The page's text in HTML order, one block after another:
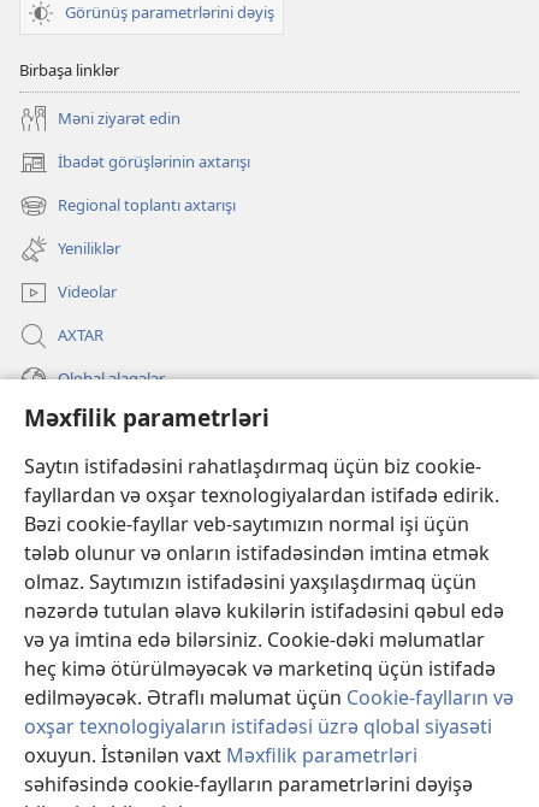
Məxfilik parametrləri
Saytın istifadəsini rahatlaşdırmaq üçün biz cookie-
fayllardan və oxşar texnologiyalardan istifadə edirik.
Bəzi cookie-fayllar veb-saytımızın normal işi üçün
tələb olunur və onların istifadəsindən imtina etmək
olmaz. Saytımızın istifadəsini yaxşılaşdırmaq üçün
nəzərdə tutulan əlavə kukilərin istifadəsini qəbul edə
və ya imtina edə bilərsiniz. Cookie-dəki məlumatlar
heç kimə ötürülməyəcək və marketinq üçün istifadə
edilməyəcək. Ətraflı məlumat üçün Cookie-faylların və
oxşar texnologiyaların istifadəsi üzrə qlobal siyasəti
oxuyun. İstənilən vaxt Məxfilik parametrləri
səhifəsində cookie-faylların parametrlərini dəyişə
Görünüş parametrlərini dəyiş
Birbaşa linklər
Məni ziyarət edin
İbadət görüşlərinin axtarışı
(yeni
pəncərə
açılır)
Regional toplantı axtarışı
(yeni
pəncərə
açılır)
Yeniliklər
Videolar
AXTAR
Qlobal əlaqələr
KÖMƏK
(yeni
pəncərə
açılır) Gözətçi qülləsinin ONLAYN KİTABXANASI™
(yeni
pəncərə
açılır) JW Hub
(yeni
pəncərə
açılır)
«JW Library»®
Copyright© 2026 Watch Tower Bible and Tract Society of Pennsylvania.